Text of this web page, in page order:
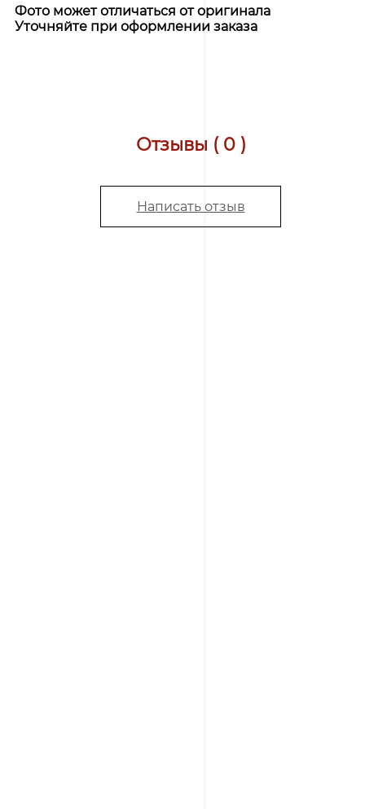
Фото может отличаться от оригинала
Уточняйте при оформлении заказа
Отзывы ( 0 )
Написать отзыв